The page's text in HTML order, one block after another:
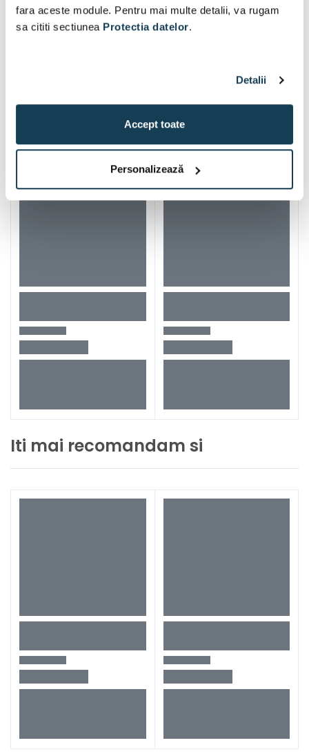
fara aceste module. Pentru mai multe detalii, va rugam
sa cititi sectiunea Protectia datelor.
Detalii
Accept toate
Personalizează
Alti clienti au vizitat si
Iti mai recomandam si